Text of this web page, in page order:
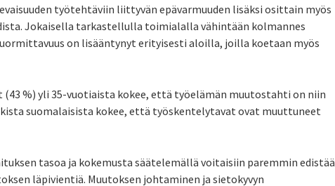
työtehtäviin liittyvän epävarmuuden lisäksi osittain myös
Jokaisella tarkastellulla toimialalla vähintään kolmannes
on lisääntynyt erityisesti aloilla, joilla koetaan myös
%) yli 35-vuotiaista kokee, että työelämän muutostahti on niin
suomalaisista kokee, että työskentelytavat ovat muuttuneet
tasoa ja kokemusta säätelemällä voitaisiin paremmin edistää
läpivientiä. Muutoksen johtaminen ja sietokyvyn